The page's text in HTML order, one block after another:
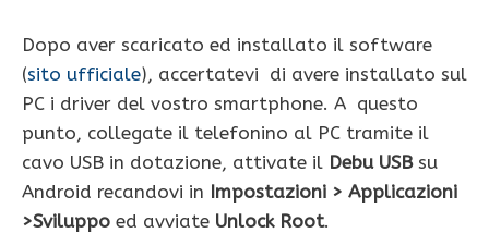
Dopo aver scaricato ed installato il software
(sito ufficiale), accertatevi di avere installato sul
PC i driver del vostro smartphone. A questo
punto, collegate il telefonino al PC tramite il
cavo USB in dotazione, attivate il Debu USBsu
Android recandovi in Impostazioni > Applicazioni
>Sviluppo ed avviate Unlock Root.